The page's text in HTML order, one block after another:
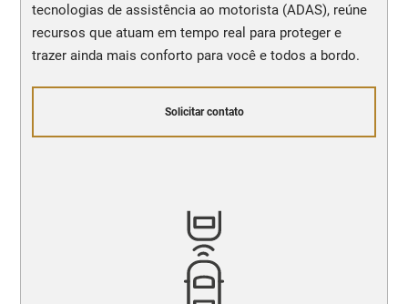
tecnologias de assistência ao motorista (ADAS), reúne
recursos que atuam em tempo real para proteger e
trazer ainda mais conforto para você e todos a bordo.
Solicitar contato